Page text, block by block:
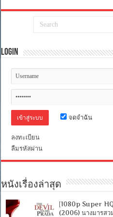
ประกัน
สนั่น
DD+
[Netflix
(web-
[MKV]
Login
จดจำฉัน
ลงทะเบียน
ลืมรหัสผ่าน
หนังเรื่องล่าสุด
[1080p Super
(2006) นางมารสว